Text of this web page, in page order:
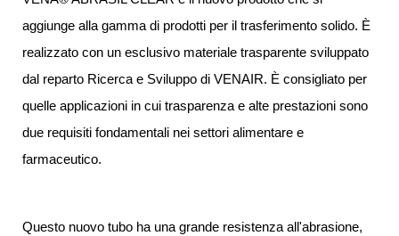
aggiunge alla gamma di prodotti per il trasferimento solido. È
realizzato con un esclusivo materiale trasparente sviluppato
dal reparto Ricerca e Sviluppo di VENAIR. È consigliato per
quelle applicazioni in cui trasparenza e alte prestazioni sono
due requisiti fondamentali nei settori alimentare e
farmaceutico.
Questo nuovo tubo ha una grande resistenza all'abrasione,